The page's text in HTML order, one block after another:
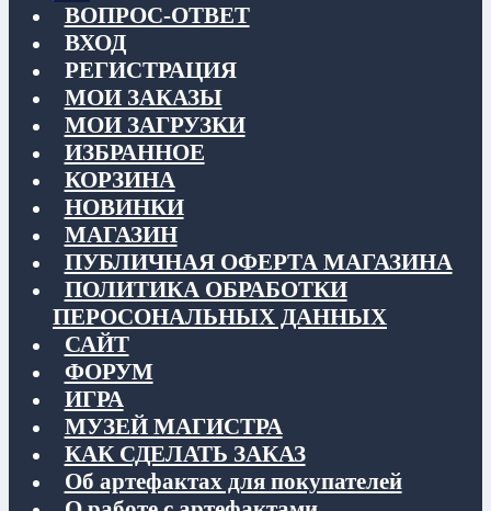
ВОПРОС-ОТВЕТ
ВХОД
РЕГИСТРАЦИЯ
МОИ ЗАКАЗЫ
МОИ ЗАГРУЗКИ
ИЗБРАННОЕ
КОРЗИНА
НОВИНКИ
МАГАЗИН
ПУБЛИЧНАЯ ОФЕРТА МАГАЗИНА
ПОЛИТИКА ОБРАБОТКИ
ПЕРОСОНАЛЬНЫХ ДАННЫХ
САЙТ
ФОРУМ
ИГРА
МУЗЕЙ МАГИСТРА
КАК СДЕЛАТЬ ЗАКАЗ
Об артефактах для покупателей